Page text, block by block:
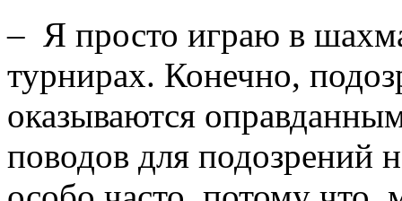
– Я просто играю в
турнирах. Конечно,
оказываются
поводов для подозрений